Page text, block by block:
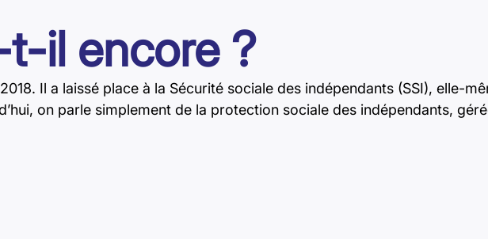
t-il encore ?
Il a laissé place à la Sécurité sociale des indépendants (SSI), elle-
on parle simplement de la protection sociale des indépendants,